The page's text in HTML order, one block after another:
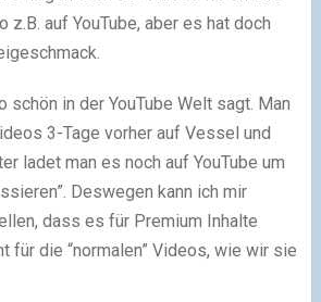
auf YouTube, aber es hat doch
schön in der YouTube Welt sagt. Man
3-Tage vorher auf Vessel und
ladet man es noch auf YouTube um
Deswegen kann ich mir
dass es für Premium Inhalte
für die “normalen” Videos, wie wir sie